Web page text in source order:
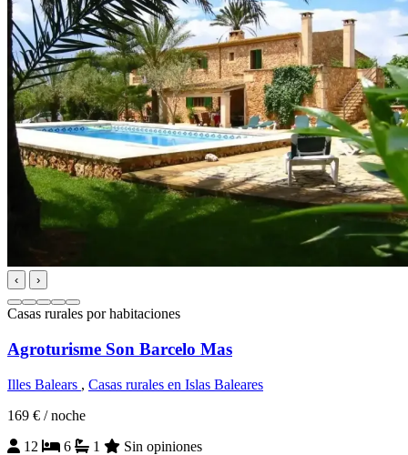
‹ ›
Casas rurales por habitaciones
Agroturisme Son Barcelo Mas
Illes Balears , Casas rurales en Islas Baleares
169 € / noche
12
6 1 Sin opiniones